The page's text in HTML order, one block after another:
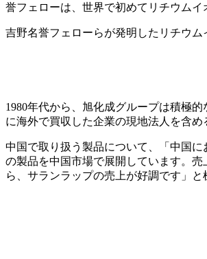
誉フェローは、世界で初めてリチウム
吉野名誉フェローらが発明したリチウ
1980年代から、旭化成グループは積極
に海外で買収した企業の現地法人を含め
中国で取り扱う製品について、「中国
の製品を中国市場で展開しています。
ら、サランラップの売上が好調です」と